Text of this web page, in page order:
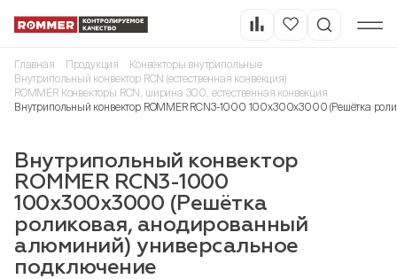
Главная Продукция
Конвекторы внутрипольные
Внутрипольный конвектор RCN (естественная конвекция)
ROMMER Конвекторы RCN, ширина 300, естественная конвекция
Внутрипольный конвектор ROMMER RCN3-1000 100х300х3000 (Решётка
Внутрипольный конвектор
ROMMER RCN3-1000
100х300х3000 (Решётка
роликовая, анодированный
алюминий) универсальное
подключение